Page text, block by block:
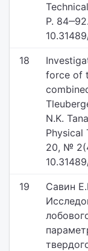
P.
18
force of
N.K.
Physical
20, №
19
Савин